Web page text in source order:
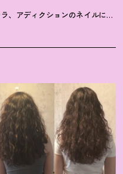
、アディクションのネイルに注目